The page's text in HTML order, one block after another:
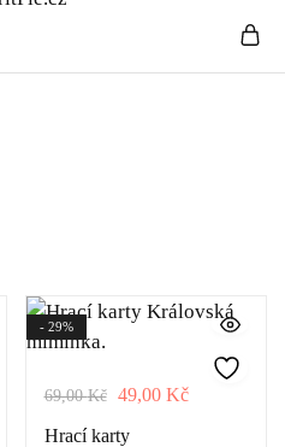
- 29%
69,00Kč 49,00 Kč
Hrací karty